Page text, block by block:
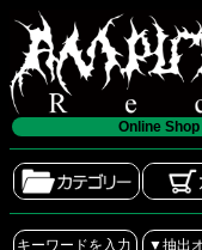
Online Shop